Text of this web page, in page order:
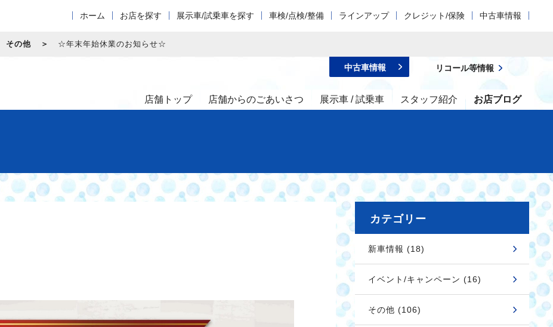
ホーム お店を探す 展示車/試乗車を探す 車検/点検/整備 ラインアップ クレジット/保険 中古車情報
その他 ☆年末年始休業のお知らせ☆
店舗トップ 店舗からのごあいさつ 展示車 / 試乗車 スタッフ紹介 お店ブログ
中古車情報 リコール等情報
カテゴリー
新車情報 (18)
イベント/キャンペーン (16)
その他 (106)